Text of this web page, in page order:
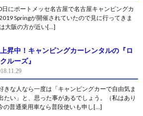
にポートメッセ名古屋で名古屋キャンピングカ
Springが開催されていたので見に行ってきま
大阪の方が近い[…]
昇中！キャンピングカーレンタルの『ロ
ルーズ』
きな人なら一度は「キャンピングカーで自由気ま
たい」と、思った事があるでしょう。（私はあり
の普通乗用車なら普段使いも申し[…]